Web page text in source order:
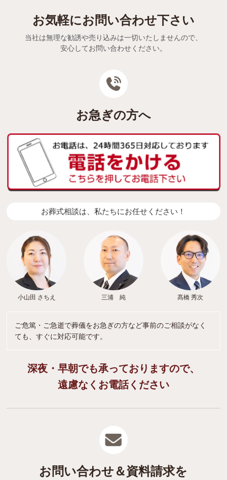
お気軽にお問い合わせ下さい
当社は無理な勧誘や売り込みは一切いたしませんので、
安心してお問い合わせください。
お急ぎの方へ
お葬式相談は、私たちにお任せください！
小山田 さちえ 三浦 純 髙橋 秀次
ご危篤・ご急逝で葬儀をお急ぎの方など事前のご相談がなく
ても、すぐに対応可能です。
深夜・早朝でも承っておりますので、
遠慮なくお電話ください
お問い合わせ＆資料請求を